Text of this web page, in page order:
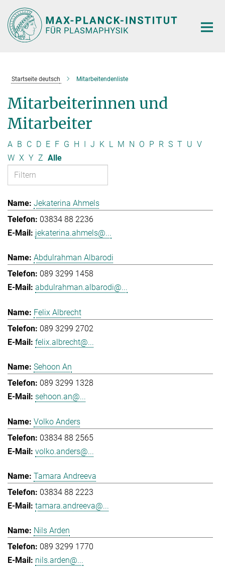
Hauptinhalt
Startseite deutsch Mitarbeitendenliste
Mitarbeiterinnen und
Mitarbeiter
A B C D E F G H I J K L M N O P R S T U V
W X Y Z Alle
Jekaterina Ahmels
03834 88 2236
jekaterina.ahmels@...
Abdulrahman Albarodi
089 3299 1458
abdulrahman.albarodi@...
Felix Albrecht
089 3299 2702
felix.albrecht@...
Sehoon An
089 3299 1328
sehoon.an@...
Volko Anders
03834 88 2565
volko.anders@...
Tamara Andreeva
03834 88 2223
tamara.andreeva@...
Nils Arden
089 3299 1770
nils.arden@...